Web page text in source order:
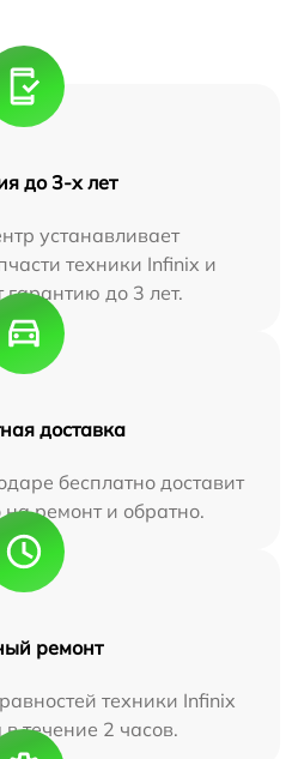
до 3-х лет
устанавливает
техники Infinix и
гарантию до 3 лет.
доставка
бесплатно доставит
на ремонт и обратно.
ремонт
техники Infinix
течение 2 часов.